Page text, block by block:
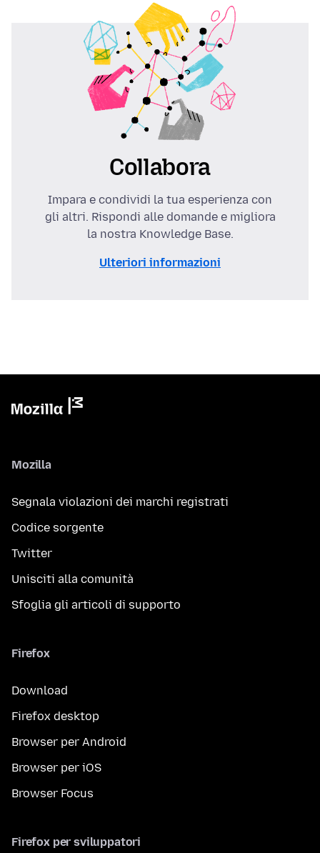
Collabora
Impara e condividi la tua esperienza con
gli altri. Rispondi alle domande e migliora
la nostra Knowledge Base.
Ulteriori informazioni
Mozilla
Segnala violazioni dei marchi registrati
Codice sorgente
Twitter
Unisciti alla comunità
Sfoglia gli articoli di supporto
Firefox
Download
Firefox desktop
Browser per Android
Browser per iOS
Browser Focus
Firefox per sviluppatori